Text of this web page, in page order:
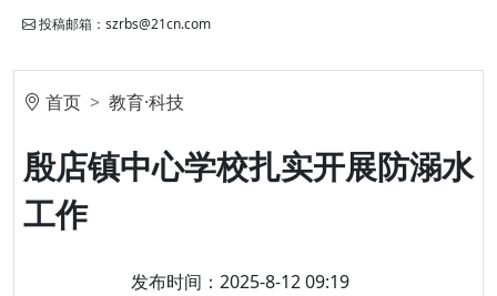
投稿邮箱：szrbs@21cn.com
首页 教育·科技
殷店镇中心学校扎实开展防溺水
工作
发布时间：2025-8-12 09:19